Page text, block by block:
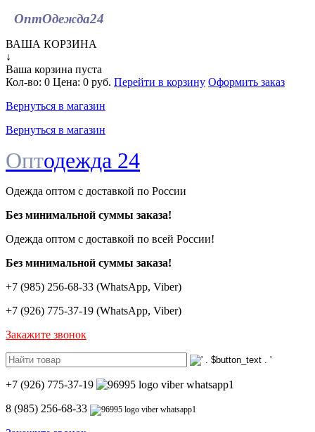
ОптОдежда24
ВАША КОРЗИНА
↓
Ваша корзина пуста
Кол-во: 0 Цена: 0 руб. Перейти в корзину Оформить заказ
Вернуться в магазин
Вернуться в магазин
Оптодежда 24
Одежда оптом с доставкой по России
Без минимальной суммы заказа!
Одежда оптом c доставкой по всей России!
Без минимальной суммы заказа!
+7 (985) 256-68-33 (WhatsApp, Viber)
+7 (926) 775-37-19 (WhatsApp, Viber)
Закажите звонок
+7 (926) 775-37-19
8 (985) 256-68-33